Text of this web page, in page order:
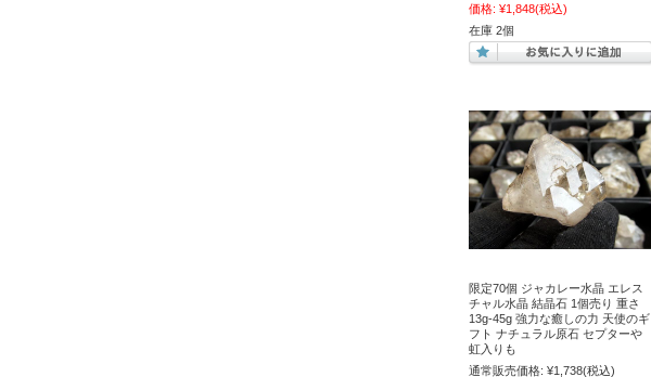
価格: ¥1,848(税込)
在庫 2個
限定70個 ジャカレー水晶 エレス
チャル水晶 結晶石 1個売り 重さ
13g-45g 強力な癒しの力 天使のギ
フト ナチュラル原石 セプターや
虹入りも
通常販売価格: ¥1,738(税込)